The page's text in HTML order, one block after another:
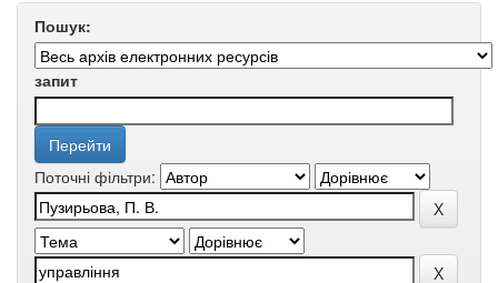
Пошук:
запит
Поточні фільтри: